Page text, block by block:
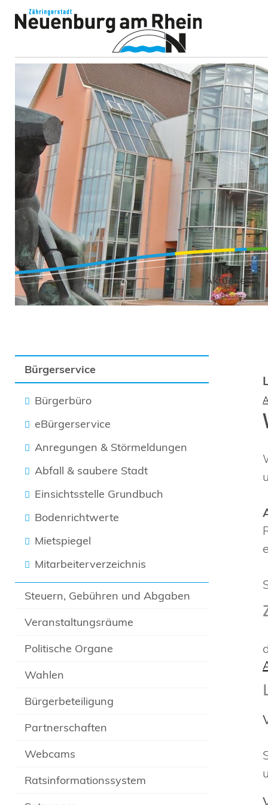
Aktuelles
Bürgerservice
Bürgerbüro
eBürgerservice
Anregungen & Störmeldungen
Abfall & saubere Stadt
Einsichtsstelle Grundbuch
Bodenrichtwerte
Mietspiegel
Mitarbeiterverzeichnis
Steuern, Gebühren und Abgaben
Veranstaltungsräume
Politische Organe
Wahlen
Bürgerbeteiligung
Partnerschaften
Webcams
Ratsinformationssystem